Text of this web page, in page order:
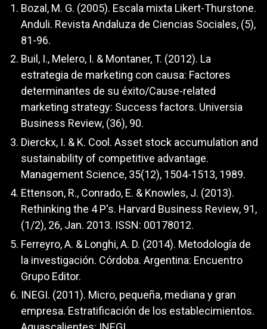
Bozal, M. G. (2005). Escala mixta Likert-Thurstone.
Anduli. Revista Andaluza de Ciencias Sociales, (5),
81-96.
Buil, I., Melero, I. & Montaner, T. (2012). La
estrategia de marketing con causa: Factores
determinantes de su éxito/Cause-related
marketing strategy: Success factors. Universia
Business Review, (36), 90.
Dierckx, I. & K. Cool. Asset stock accumulation and
sustainability of competitive advantage.
Management Science, 35(12), 1504-1513, 1989.
Ettenson, R., Conrado, E. & Knowles, J. (2013).
Rethinking the 4 P's. Harvard Business Review, 91,
(1/2), 26, Jan. 2013. ISSN: 00178012.
Ferreyro, A. & Longhi, A. D. (2014). Metodología de
la investigación. Córdoba. Argentina: Encuentro
Grupo Editor.
INEGI. (2011). Micro, pequeña, mediana y gran
empresa. Estratificación de los establecimientos.